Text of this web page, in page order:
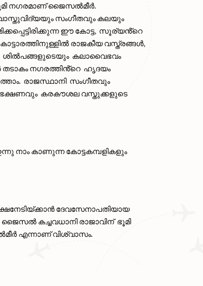
നഗരമാണ് ജൈസൽമീർ.
വാസ്തുവിദ്യയും സംഗീതവും കലയും
ഈ കോട്ട, സൂര്യൻ്റെ
രാജകീയ വസ്ത്രങ്ങൾ,
ശിൽപങ്ങളുടെയും കലാവൈഭവം
നഗരത്തിൻ്റെ ഹൃദയം
രാജസ്ഥാനി സംഗീതവും
ഭക്ഷണവും കരകൗശല വസ്തുക്കളുടെ
നാം കാണുന്ന കോട്ടകമ്പളികളും
ദേവസേനാപതിയായ
ജൈസൽ കച്ചവധാനി രാജാവിന് ഭൂമി
എന്നാണ് വിശ്വാസം.